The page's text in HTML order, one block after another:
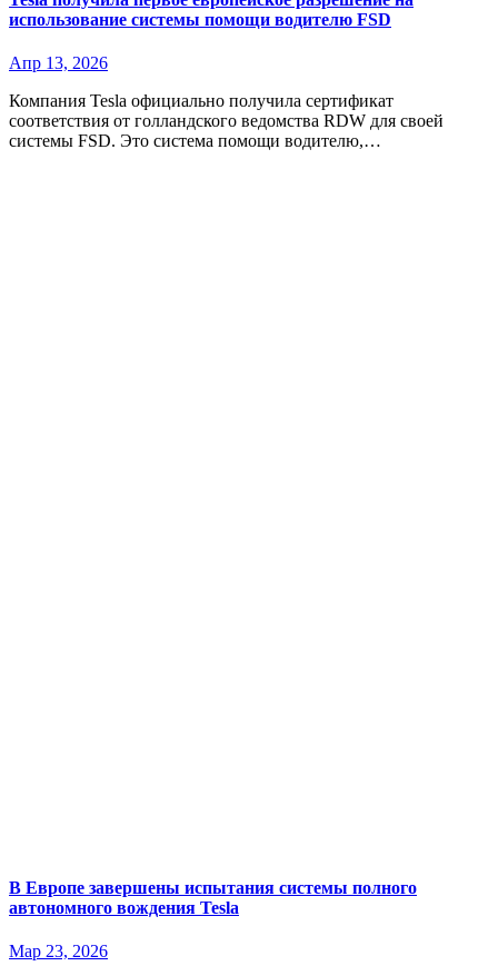
использование системы помощи водителю FSD
Апр 13, 2026
Компания Tesla официально получила сертификат
соответствия от голландского ведомства RDW для своей
системы FSD. Это система помощи водителю,…
В Европе завершены испытания системы полного
автономного вождения Tesla
Мар 23, 2026